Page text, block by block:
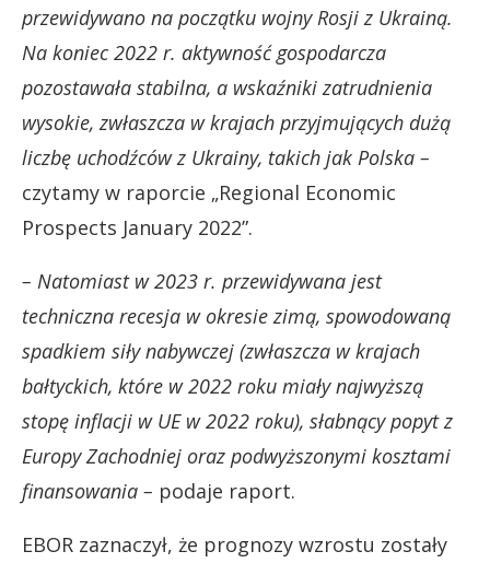
przewidywano na początku wojny Rosji z Ukrainą.
Na koniec 2022 r. aktywność gospodarcza
pozostawała stabilna, a wskaźniki zatrudnienia
wysokie, zwłaszcza w krajach przyjmujących dużą
liczbę uchodźców z Ukrainy, takich jak Polska –
czytamy w raporcie „Regional Economic
Prospects January 2022”.
– Natomiast w 2023 r. przewidywana jest
techniczna recesja w okresie zimą, spowodowaną
spadkiem siły nabywczej (zwłaszcza w krajach
bałtyckich, które w 2022 roku miały najwyższą
stopę inflacji w UE w 2022 roku), słabnący popyt z
Europy Zachodniej oraz podwyższonymi kosztami
finansowania – podaje raport.
EBOR zaznaczył, że prognozy wzrostu zostały